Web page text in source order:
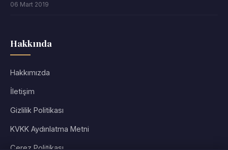
06 Mart 2019
Hakkında
Hakkımızda
İletişim
Gizlilik Politikası
KVKK Aydınlatma Metni
Çerez Politikası